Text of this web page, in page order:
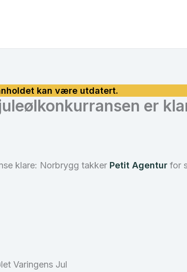
er
klare: Norbrygg takker Petit Agentur for
Varingens Jul